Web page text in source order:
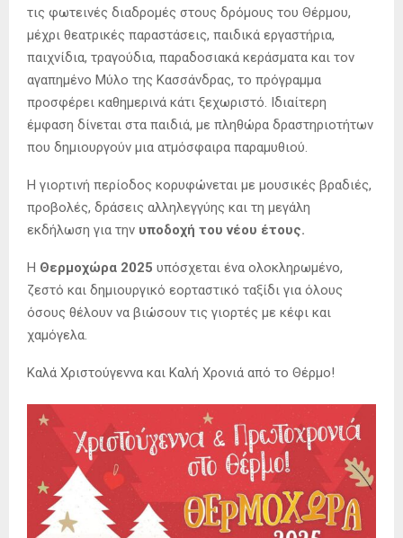
τις φωτεινές διαδρομές στους δρόμους του Θέρμου,
μέχρι θεατρικές παραστάσεις, παιδικά εργαστήρια,
παιχνίδια, τραγούδια, παραδοσιακά κεράσματα και τον
αγαπημένο Μύλο της Κασσάνδρας, το πρόγραμμα
προσφέρει καθημερινά κάτι ξεχωριστό. Ιδιαίτερη
έμφαση δίνεται στα παιδιά, με πληθώρα δραστηριοτήτων
που δημιουργούν μια ατμόσφαιρα παραμυθιού.
Η γιορτινή περίοδος κορυφώνεται με μουσικές βραδιές,
προβολές, δράσεις αλληλεγγύης και τη μεγάλη
εκδήλωση για την υποδοχή του νέου έτους.
Η Θερμoχώρα 2025 υπόσχεται ένα ολοκληρωμένο,
ζεστό και δημιουργικό εορταστικό ταξίδι για όλους
όσους θέλουν να βιώσουν τις γιορτές με κέφι και
χαμόγελα.
Καλά Χριστούγεννα και Καλή Χρονιά από το Θέρμο!